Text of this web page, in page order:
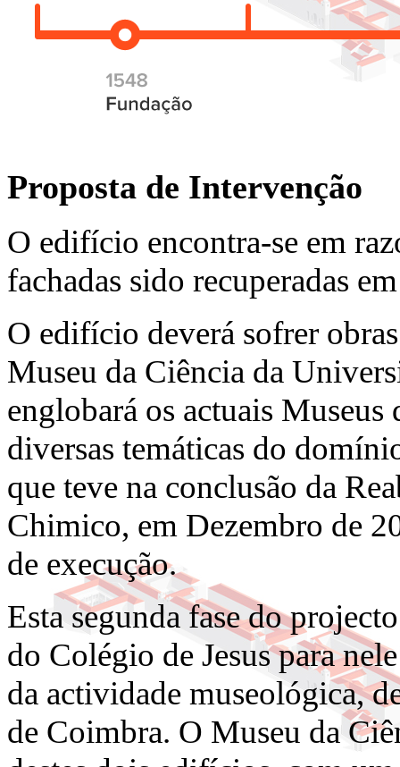
Proposta de Intervenção
O edifício encontra-se em
fachadas sido recuperadas
O edifício deverá sofrer
Museu da Ciência da
englobará os actuais
diversas temáticas do
que teve na conclusão da
Chimico, em Dezembro de
de execução.
Esta segunda fase do
do Colégio de Jesus para
da actividade museológica,
de Coimbra. O Museu da